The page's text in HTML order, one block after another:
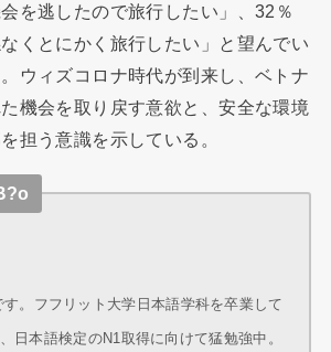
を逃したので旅行したい」、32％
くとにかく旅行したい」と望んでい
ウィズコロナ時代が到来し、ベトナ
機会を取り戻す意欲と、安全な環境
担う意識を示している。
。フフリット大学日本語学科を卒業して
日本語検定のN1取得に向けて猛勉強中。